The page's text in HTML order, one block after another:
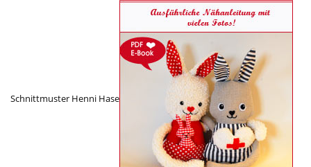
Schnittmuster Henni Hase